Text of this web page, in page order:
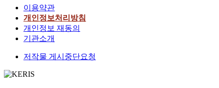
이용약관
개인정보처리방침
개인정보 재동의
기관소개
저작물 게시중단요청